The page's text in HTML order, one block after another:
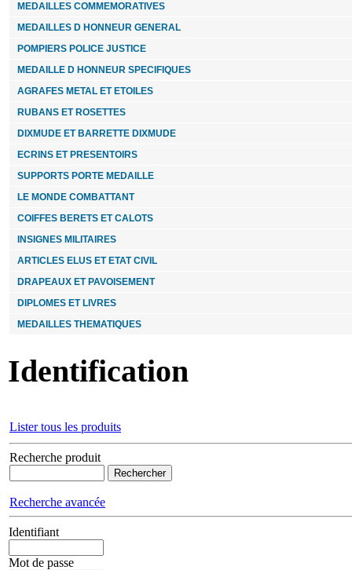
MEDAILLES COMMEMORATIVES
MEDAILLES D HONNEUR GENERAL
POMPIERS POLICE JUSTICE
MEDAILLE D HONNEUR SPECIFIQUES
AGRAFES METAL ET ETOILES
RUBANS ET ROSETTES
DIXMUDE ET BARRETTE DIXMUDE
ECRINS ET PRESENTOIRS
SUPPORTS PORTE MEDAILLE
LE MONDE COMBATTANT
COIFFES BERETS ET CALOTS
INSIGNES MILITAIRES
ARTICLES ELUS ET ETAT CIVIL
DRAPEAUX ET PAVOISEMENT
DIPLOMES ET LIVRES
MEDAILLES THEMATIQUES
Identification
Lister tous les produits
Recherche produit
Recherche avancée
Identifiant
Mot de passe